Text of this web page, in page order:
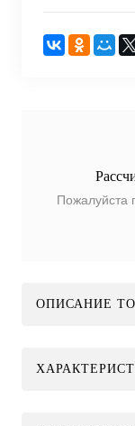
Пожалуйста
ОПИСАНИЕ